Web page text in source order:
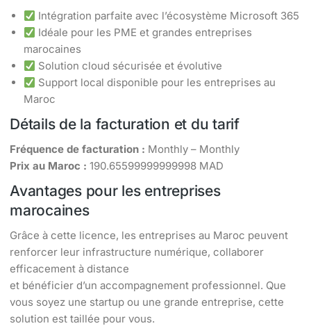
Intégration parfaite avec l’écosystème Microsoft 365
Idéale pour les PME et grandes entreprises
marocaines
Solution cloud sécurisée et évolutive
Support local disponible pour les entreprises au
Maroc
Détails de la facturation et du tarif
Fréquence de facturation : Monthly – Monthly
Prix au Maroc : 190.65599999999998 MAD
Avantages pour les entreprises
marocaines
Grâce à cette licence, les entreprises au Maroc peuvent
renforcer leur infrastructure numérique, collaborer
efficacement à distance
et bénéficier d’un accompagnement professionnel. Que
vous soyez une startup ou une grande entreprise, cette
solution est taillée pour vous.